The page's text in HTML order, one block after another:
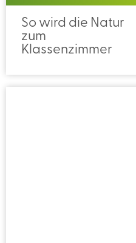
So wird die Natur
zum
Klassenzimmer